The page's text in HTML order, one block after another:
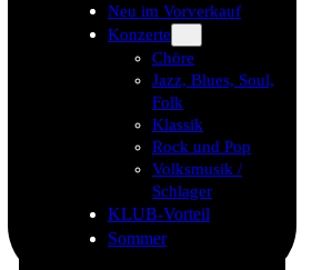
Neu im Vorverkauf
Konzerte
Chöre
Jazz, Blues, Soul,
Folk
Klassik
Rock und Pop
Volksmusik /
Schlager
KLUB-Vorteil
Sommer